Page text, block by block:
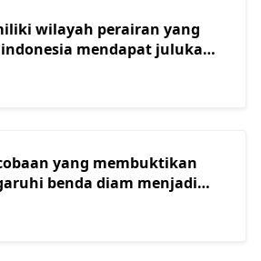
wilayah perairan yang
mendapat julukan
yang membuktikan
benda diam menjadi